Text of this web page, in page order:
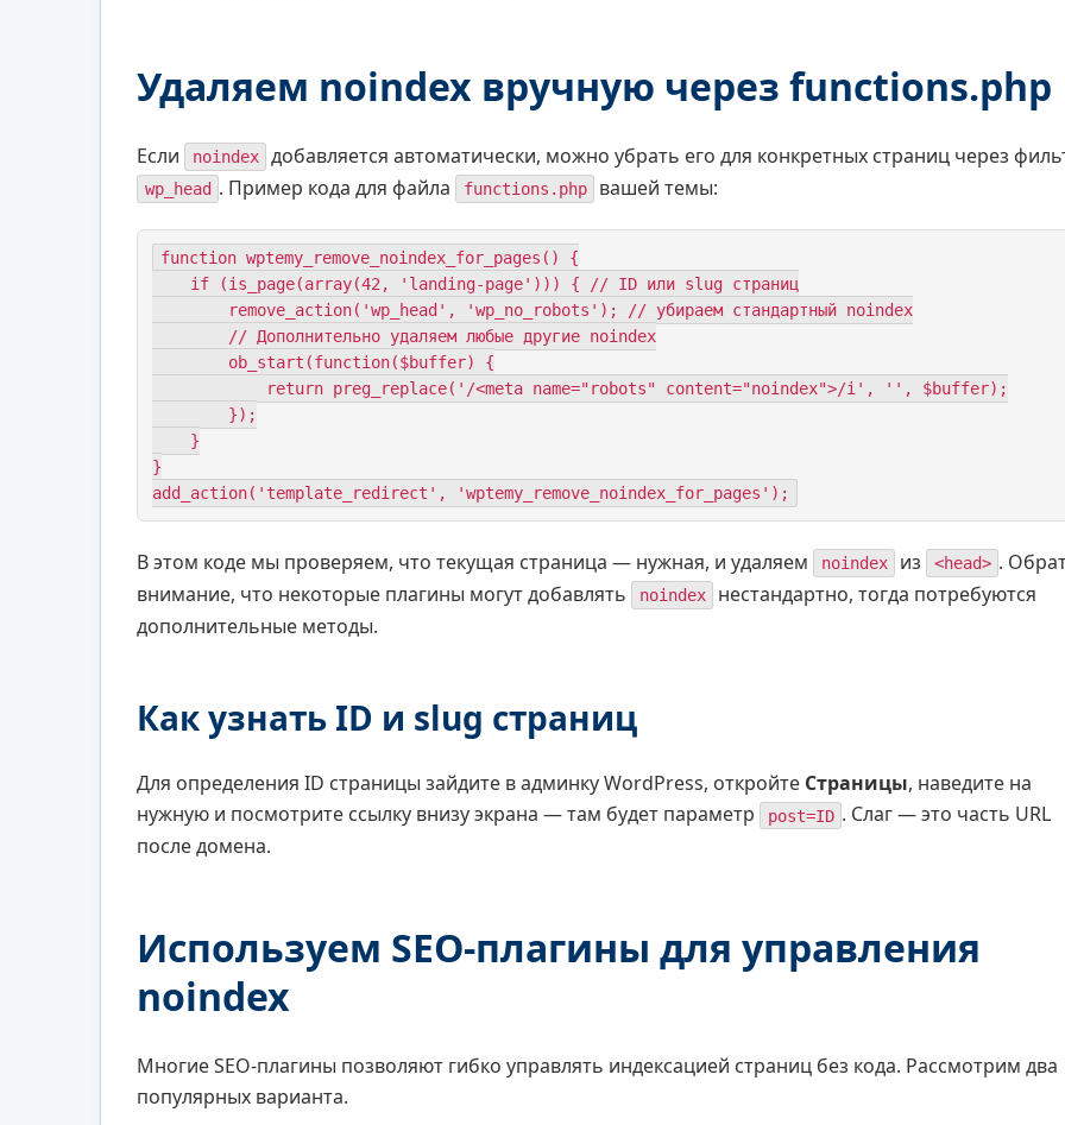
Удаляем noindex вручную через functions.php
Если noindex добавляется автоматически, можно убрать его для конкретных страниц через
wp_head . Пример кода для файла functions.php вашей темы:
function wptemy_remove_noindex_for_pages() {
}
add_action('template_redirect', 'wptemy_remove_noindex_for_pages');
В этом коде мы проверяем, что текущая страница — нужная, и удаляем noindex из <head> .
внимание, что некоторые плагины могут добавлять
noindex
нестандартно, тогда потребуются
дополнительные методы.
Как узнать ID и slug страниц
Для определения ID страницы зайдите в админку WordPress, откройте Страницы, наведите на
нужную и посмотрите ссылку внизу экрана — там будет параметр
post=ID . Слаг — это часть URL
после домена.
Используем SEO-плагины для управления
noindex
Многие SEO-плагины позволяют гибко управлять индексацией страниц без кода. Рассмотрим два
популярных варианта.